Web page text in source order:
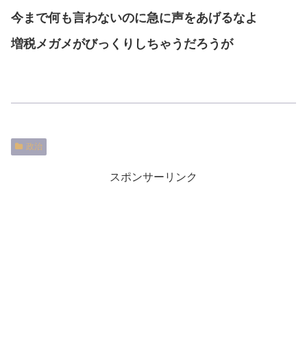
今まで何も言わないのに急に声をあげるなよ
増税メガメがびっくりしちゃうだろうが
政治
スポンサーリンク